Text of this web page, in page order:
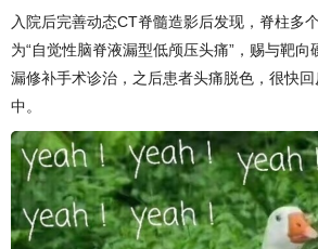
入院后完善动态CT脊髓造影后发现，脊柱多
为“自觉性脑脊液漏型低颅压头痛”，赐与靶
漏修补手术诊治，之后患者头痛脱色，很快
中。